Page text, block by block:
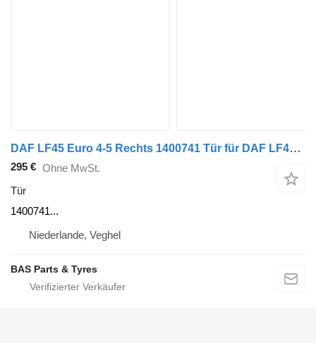
DAF LF45 Euro 4-5 Rechts 1400741 Tür für DAF LF45 Euro 4-5 LKW
295 € Ohne MwSt.
Tür
1400741...
Niederlande, Veghel
BAS Parts & Tyres